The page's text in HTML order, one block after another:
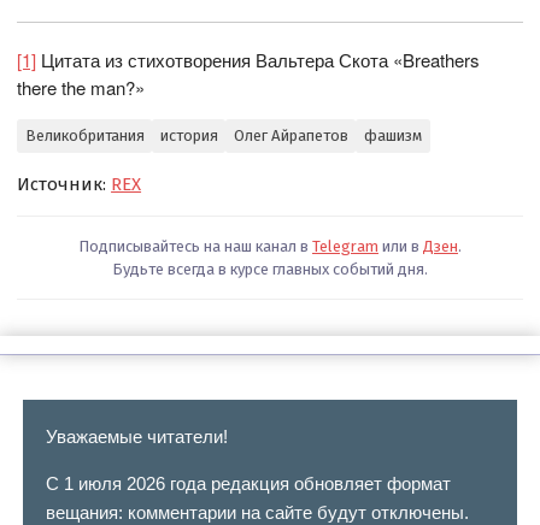
[1] Цитата из стихотворения Вальтера Скота «Breathers
there the man?»
Великобритания история Олег Айрапетов фашизм
Источник: REX
Подписывайтесь на наш канал в Telegram или в Дзен.
Будьте всегда в курсе главных событий дня.
Уважаемые читатели!
С 1 июля 2026 года редакция обновляет формат
вещания: комментарии на сайте будут отключены.